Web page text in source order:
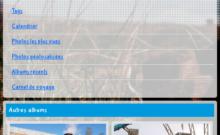
Tags
Calendrier
Photos les plus vues
Photos géolocalisées
Albums récents
Carnet de voyage
Autres albums